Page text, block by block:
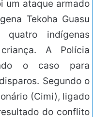
um ataque armado
Tekoha Guasu
quatro indígenas
A Polícia
o caso para
Segundo o
(Cimi), ligado
do conflito